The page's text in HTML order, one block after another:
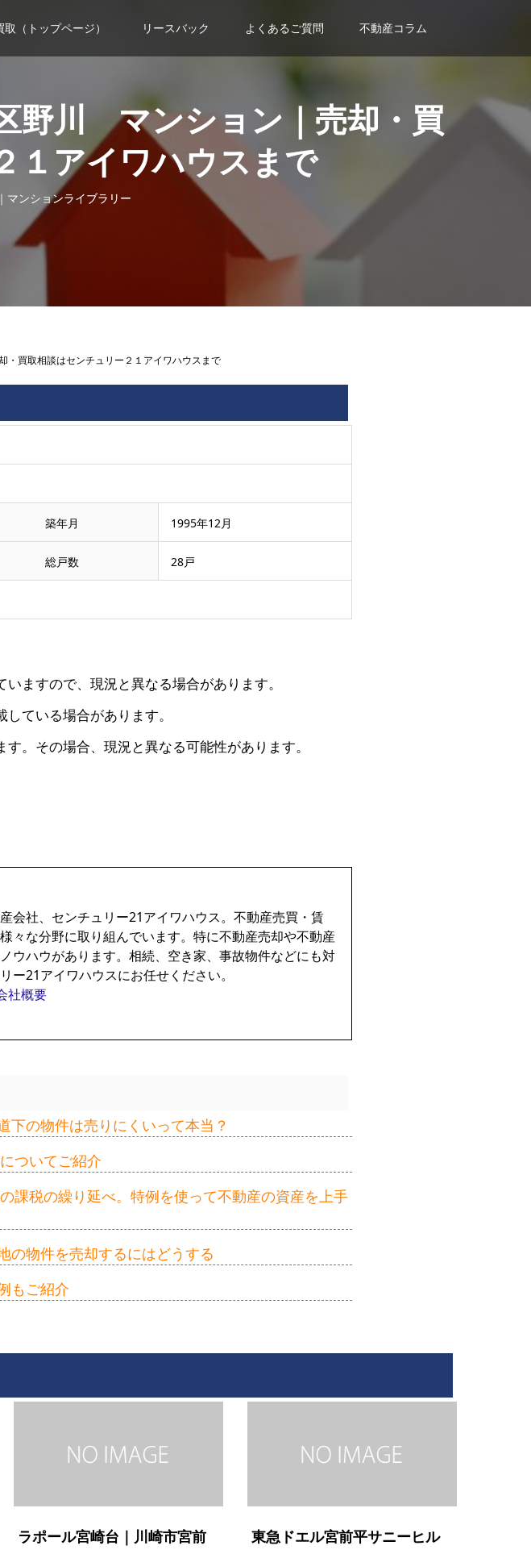
（トップページ） リースバック よくあるご質問 不動産コラム
野川 マンション｜売却・買
１アイワハウスまで
マンションライブラリー
買取相談はセンチュリー２１アイワハウスまで
築年月 1995年12月
総戸数 28戸
ますので、現況と異なる場合があります。
ている場合があります。
。その場合、現況と異なる可能性があります。
会社、センチュリー21アイワハウス。不動産売買・賃
々な分野に取り組んでいます。特に不動産売却や不動産
ウハウがあります。相続、空き家、事故物件などにも対
ー21アイワハウスにお任せください。
社概要
下の物件は売りにくいって本当？
ついてご紹介
課税の繰り延べ。特例を使って不動産の資産を上手
の物件を売却するにはどうする
もご紹介
ラポール宮崎台｜川崎市宮前
東急ドエル宮前平サニーヒル